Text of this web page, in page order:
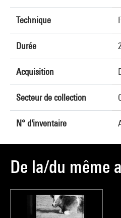
Technique
Durée
Acquisition
Secteur de collection
N° d'inventaire
De la/du même